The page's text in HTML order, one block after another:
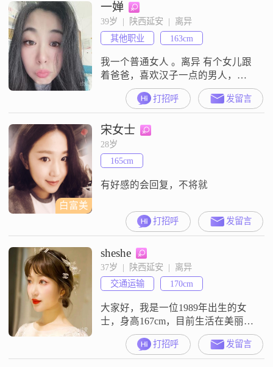
的热情，努力提升自己的能力和素
质。在生活中，我性格温柔体贴，
善于关心和照顾他人。我独立自
信，能够处理生活中的各种问题，
同时也懂得依靠他人的力量。我真
诚可靠
一婵
39岁  |  陕西延安  |  离异
其他职业
163cm
我一个普通女人 。离异 有个女儿跟
着爸爸，喜欢汉子一点的男人，有
正常收入， 西安有房有车就可以 。
我自己也有班上， 有经济收入。基
本可以养活自己。 你的存在就是让
我有个归属感就可以啦。所以不用
担心我会惦记你家产什么的啊，家
暴男，小气到和动物都计较的人绕
道哦
打招呼 发留言
白富美
宋女士
28岁
165cm
有好感的会回复，不将就
打招呼 发留言
sheshe
37岁  |  陕西延安  |  离异
交通运输
170cm
大家好，我是一位1989年出生的女
士，身高167cm，目前生活在美丽的
西安。我拥有大学本科学历，在一
家不错的公司工作，月收入在5001
到8000元之间。我平时的生活比较
打招呼 发留言